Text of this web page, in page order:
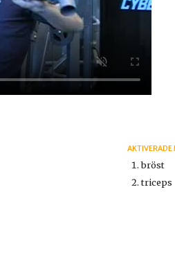
AKTIVERADE
bröst
triceps